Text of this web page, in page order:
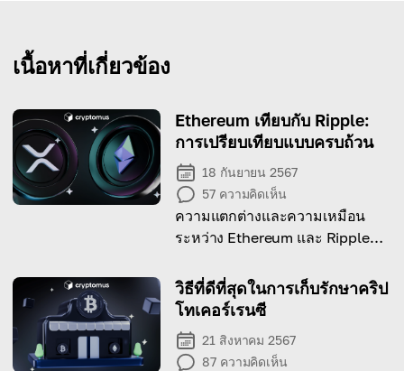
เนื้อหาที่เกี่ยวข้อง
Ethereum เทียบกับ Ripple:
การเปรียบเทียบแบบครบถ้วน
18 กันยายน 2567
57 ความคิดเห็น
ความแตกต่างและความเหมือน
ระหว่าง Ethereum และ Ripple
แข็งเฉพาะตัวของทั้งคู่
วิธีที่ดีที่สุดในการเก็บรักษาคริป
โทเคอร์เรนซี
21 สิงหาคม 2567
87 ความคิดเห็น